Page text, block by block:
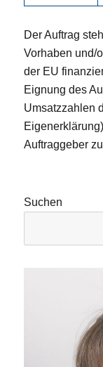
Der Auftrag
Vorhaben und/
der EU
Eignung des
Umsatzzahlen
Auftraggeber
Suchen